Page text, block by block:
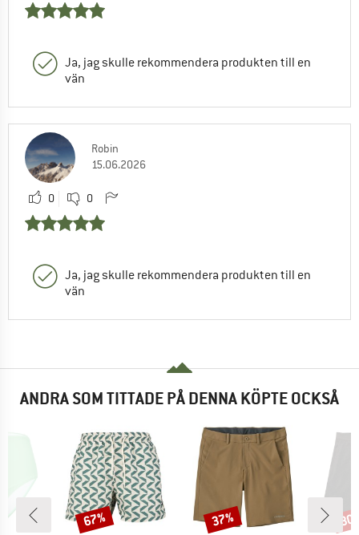
Ja, jag skulle rekommendera produkten till en
vän
Robin
15.06.2026
0 0
Ja, jag skulle rekommendera produkten till en
vän
ANDRA SOM TITTADE PÅ DENNA KÖPTE OCKSÅ
Rabatt
67% Rabatt
37%